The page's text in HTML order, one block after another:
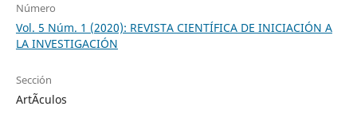
Número
Vol. 5 Núm. 1 (2020): REVISTA CIENTÍFICA DE INICIACIÓN A
LA INVESTIGACIÓN
Sección
ArtÃ­culos